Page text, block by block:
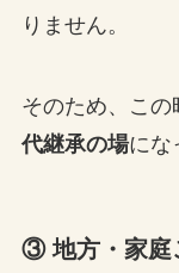
りません。
そのため、こ
代継承の場にな
③ 地方・家庭